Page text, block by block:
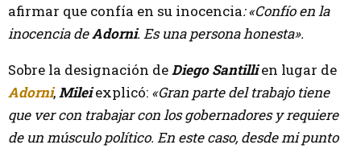
afirmar que confía en su inocencia: «Confío en la
inocencia deAdorni. Es una persona honesta».
Sobre la designación deDiego Santillien lugar de
Adorni,Mileiexplicó: «Gran parte del trabajo tiene
que ver con trabajar con los gobernadores y requiere
de un músculo político. En este caso, desde mi punto